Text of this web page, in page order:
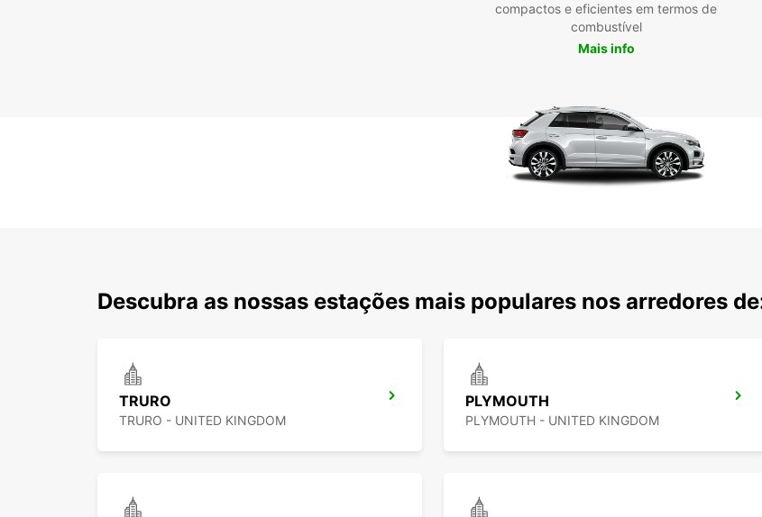
compactos e eficientes em termos de
combustível
Mais info
Descubra as nossas estações mais populares nos arredores
TRURO
TRURO - UNITED KINGDOM
PLYMOUTH
PLYMOUTH - UNITED KINGDOM